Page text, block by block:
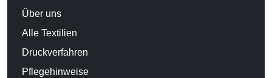
Über uns
Alle Textilien
Druckverfahren
Pflegehinweise